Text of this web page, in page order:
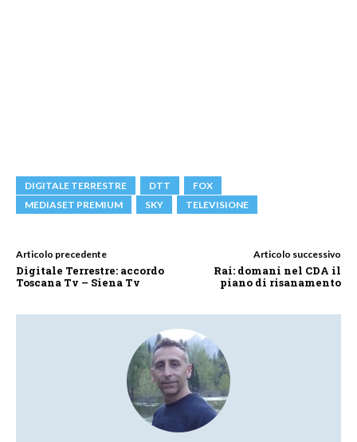
DIGITALE TERRESTRE DTT
FOX
MEDIASET PREMIUM
SKY TELEVISIONE
Articolo precedente
Digitale Terrestre: accordo
Toscana Tv – Siena Tv
Articolo successivo
Rai: domani nel CDA il
piano di risanamento